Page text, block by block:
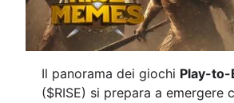
Il panorama dei giochi Play-to-
($RISE) si prepara a